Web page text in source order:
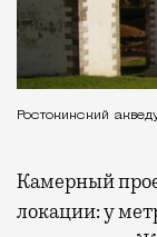
Ростокинский
Камерный
локации: у